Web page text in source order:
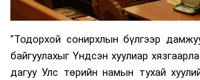
"Тодорхой сонирхлын бүлгээр
байгуулахыг Үндсэн хуулиар
дагуу Улс төрийн намын тухай